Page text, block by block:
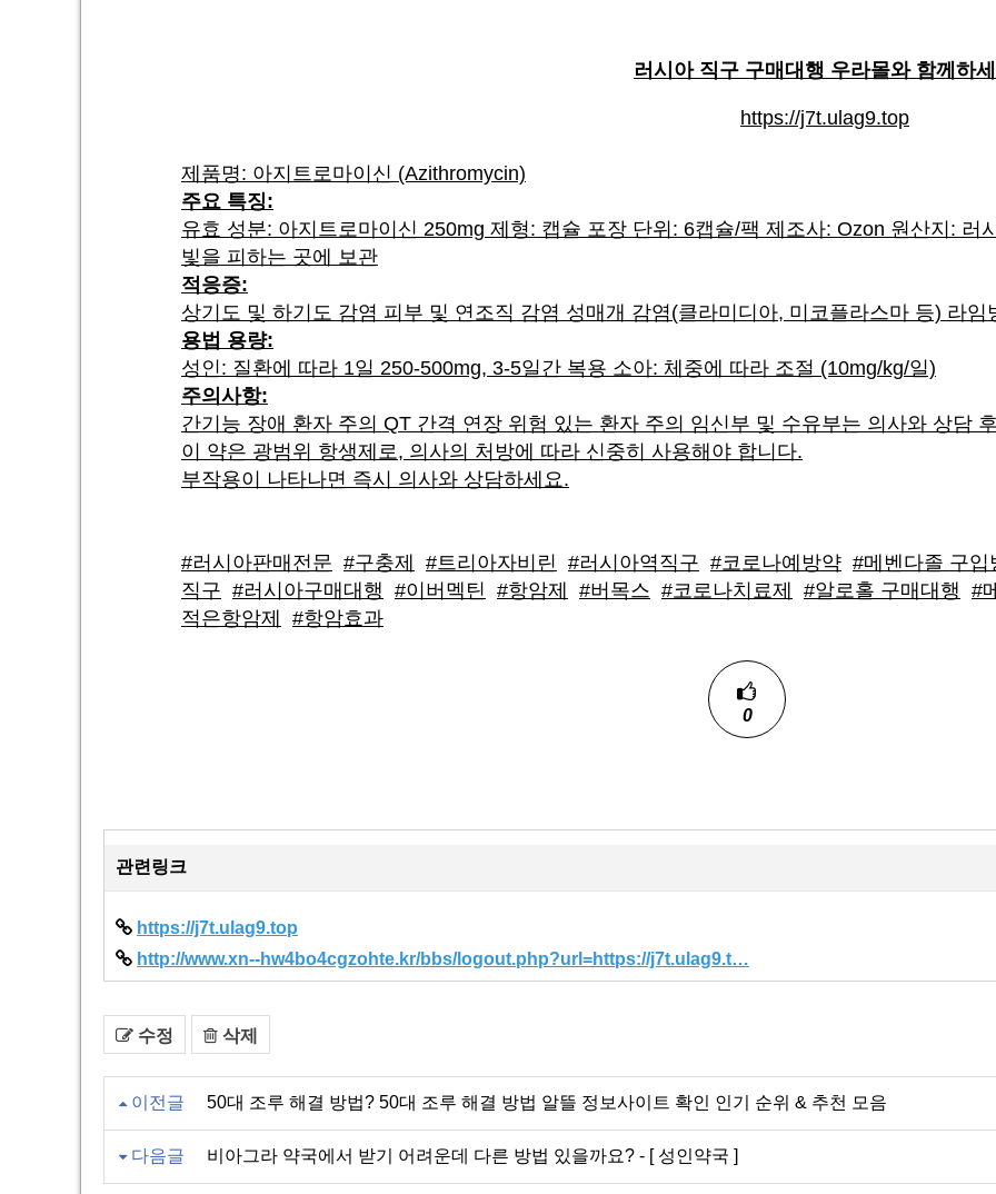
러시아 직구 구매대행 우라몰와 함께하
https://j7t.ulag9.top
제품명: 아지트로마이신 (Azithromycin)
주요 특징:
유효 성분: 아지트로마이신 250mg 제형: 캡슐 포장 단위: 6캡슐/팩 제조사: Ozon 원산지: 러
빛을 피하는 곳에 보관
적응증:
상기도 및 하기도 감염 피부 및 연조직 감염 성매개 감염(클라미디아, 미코플라스마 등) 라임
용법 용량:
성인: 질환에 따라 1일 250-500mg, 3-5일간 복용 소아: 체중에 따라 조절 (10mg/kg/일)
주의사항:
간기능 장애 환자 주의 QT 간격 연장 위험 있는 환자 주의 임신부 및 수유부는 의사와 상담
이 약은 광범위 항생제로, 의사의 처방에 따라 신중히 사용해야 합니다.
부작용이 나타나면 즉시 의사와 상담하세요.
#러시아판매전문 #구충제 #트리아자비린 #러시아역직구 #코로나예방약 #메벤다졸 구입
직구 #러시아구매대행 #이버멕틴 #항암제 #버목스 #코로나치료제 #알로홀 구매대행 #
적은항암제
#항암효과
0
관련링크
https://j7t.ulag9.top
http://www.xn--hw4bo4cgzohte.kr/bbs/logout.php?url=https://j7t.ulag9.t…
수정 삭제
이전글 50대 조루 해결 방법? 50대 조루 해결 방법 알뜰 정보사이트 확인 인기 순위 & 추천 모음
다음글 비아그라 약국에서 받기 어려운데 다른 방법 있을까요? - [ 성인약국 ]